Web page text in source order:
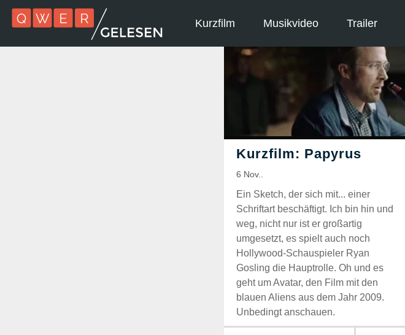
Kurzfilm Musikvideo Trailer
Ein Sketch, der sich mit... einer
Schriftart beschäftigt. Ich bin hin und
weg, nicht nur ist er großartig
umgesetzt, es spielt auch noch
Hollywood-Schauspieler Ryan
Gosling die Hauptrolle. Oh und es
geht um Avatar, den Film mit den
blauen Aliens aus dem Jahr 2009.
Unbedingt anschauen.